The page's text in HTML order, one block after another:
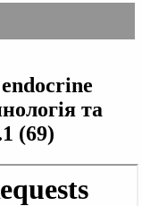
та
(69)